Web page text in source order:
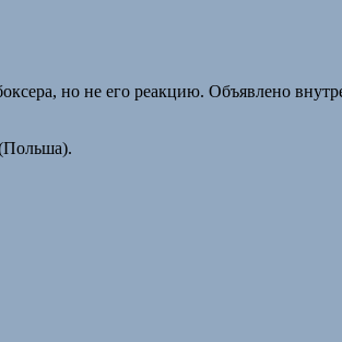
но не его реакцию. Объявлено